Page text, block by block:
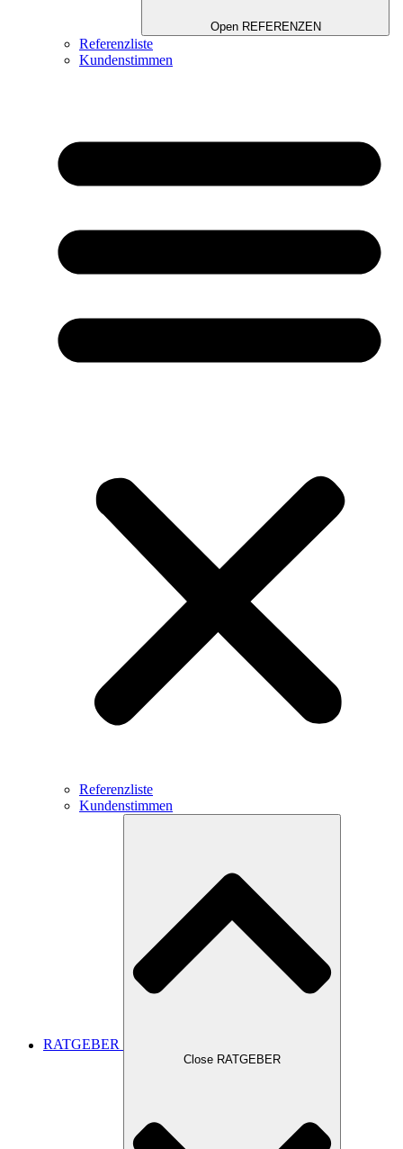
Open REFERENZEN
Referenzliste
Kundenstimmen
Referenzliste
Kundenstimmen
RATGEBER
Close RATGEBER